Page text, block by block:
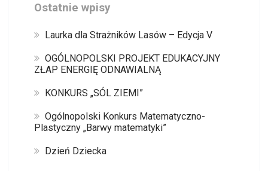
Ostatnie wpisy
Laurka dla Strażników Lasów – Edycja V
OGÓLNOPOLSKI PROJEKT EDUKACYJNY
ZŁAP ENERGIĘ ODNAWIALNĄ
KONKURS „SÓL ZIEMI”
Ogólnopolski Konkurs Matematyczno-
Plastyczny „Barwy matematyki”
Dzień Dziecka